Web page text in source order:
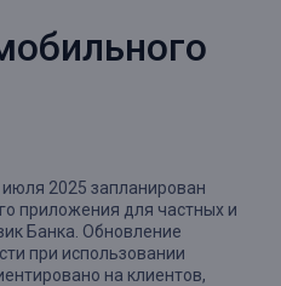
2025 запланирован
приложения для частных и
Банка. Обновление
при использовании
на клиентов,